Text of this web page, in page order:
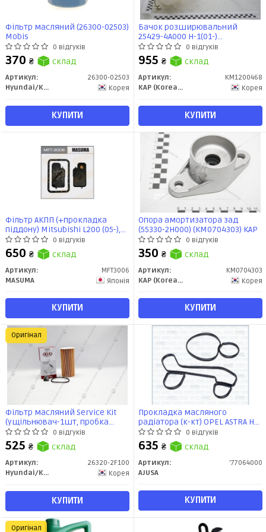
Фільтр масляний (26300-02503)
Mobis
0 відгуків
370 ₴ склад
Артикул:
26300-02503
Hyundai/Kia/Mobis
Корея
КУПИТИ
Бачок розширювальний
25429-4A000 H-1(01-)
(KM1200468) KAP0 відгуків
955 ₴ склад
Артикул:
KM1200468
KAP (KoreaAutoParts)
Корея
КУПИТИ
Фільтр АКПП (+прокладка
піддону) Mitsubishi L200 (05-),
Pajero (00-11), Pajero Sport (09-
15) (MFT-3006) MASUMA
0 відгуків
650 ₴ склад
Артикул:
MFT3006
MASUMA
Японія
КУПИТИ
Опора амортизатора зад
(55330-2H000) (KM0704303) KAP
0 відгуків
350 ₴ склад
Артикул:
KM0704303
KAP (KoreaAutoParts)
Корея
КУПИТИ
Фільтр масляний Service Kit
(ущільнювач-1шт, пробка
зливна з ущільнювачем-1шт)
(26320-2F100) Mobis
0 відгуків
525 ₴ склад
Артикул:
26320-2F100
Hyundai/Kia/Mobis
Корея
КУПИТИ
Оригінал
Прокладка масляного
радіатора (к-кт) OPEL ASTRA H
1.7d (77064000) Ajusa
0 відгуків
635 ₴ склад
Артикул:
'77064000
AJUSA
КУПИТИ
Оригінал